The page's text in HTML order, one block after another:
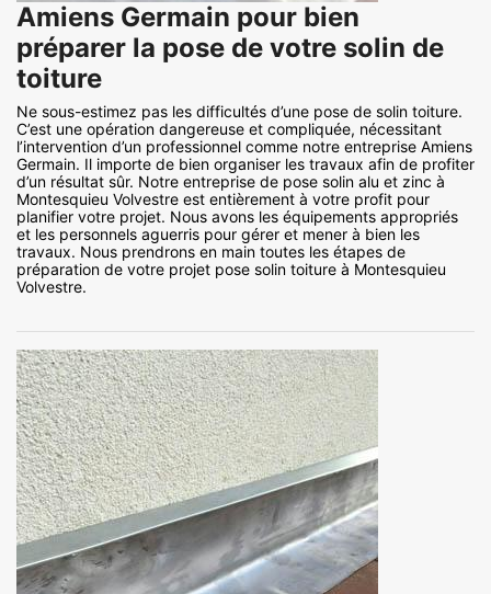
Amiens Germain pour bien
préparer la pose de votre solin de
toiture
Ne sous-estimez pas les difficultés d’une pose de solin toiture.
C’est une opération dangereuse et compliquée, nécessitant
l’intervention d’un professionnel comme notre entreprise Amiens
Germain. Il importe de bien organiser les travaux afin de profiter
d’un résultat sûr. Notre entreprise de pose solin alu et zinc à
Montesquieu Volvestre est entièrement à votre profit pour
planifier votre projet. Nous avons les équipements appropriés
et les personnels aguerris pour gérer et mener à bien les
travaux. Nous prendrons en main toutes les étapes de
préparation de votre projet pose solin toiture à Montesquieu
Volvestre.